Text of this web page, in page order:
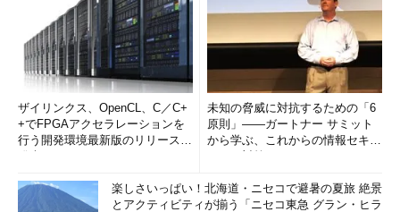
ザイリンクス、OpenCL、C／C+
+でFPGAアクセラレーションを
行う開発環境最新版のリリースを
未知の脅威に対抗するための「6
原則」――ガートナー サミット
から学ぶ、これからの情報セキュ
楽しさいっぱい！北海道・ニセコで避暑の夏旅 絶景
とアクティビティが揃う「ニセコ東急 グラン・ヒラ